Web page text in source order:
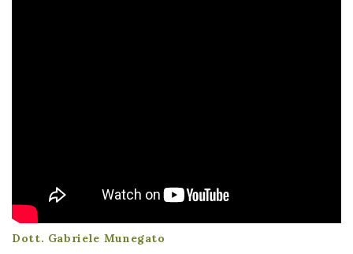
Dott. Gabriele Munegato